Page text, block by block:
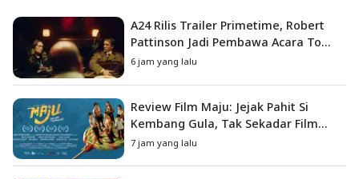
A24 Rilis Trailer Primetime, Robert
Pattinson Jadi Pembawa Acara To
Catch a Predator
6 jam yang lalu
Review Film Maju: Jejak Pahit Si
Kembang Gula, Tak Sekadar Film
Petualangan Anak
7 jam yang lalu